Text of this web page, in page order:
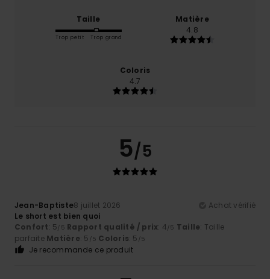
Taille
Trop petit Trop grand
Matière
4.8
Coloris
4.7
5/5
Jean-Baptiste8 juillet 2026
Achat vérifié
Le short est bien quoi
Confort: 5/5 Rapport qualité / prix: 4/5 Taille: Taille
parfaite Matière: 5 /5 Coloris: 5 /5
Je recommande ce produit